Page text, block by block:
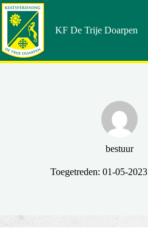
Doorgaan
naar
artikel
KF De Trije Doarpen
bestuur
Toegetreden: 01-05-2023